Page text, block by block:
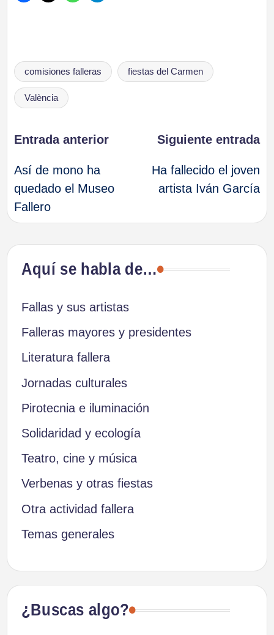
Etiquetas:
comisiones falleras fiestas del Carmen
València
Navegación
de
entradas
Entrada anterior
Así de mono ha
quedado el Museo
Fallero
Siguiente entrada
Ha fallecido el joven
artista Iván García
Aquí se habla de…
Fallas y sus artistas
Falleras mayores y presidentes
Literatura fallera
Jornadas culturales
Pirotecnia e iluminación
Solidaridad y ecología
Teatro, cine y música
Verbenas y otras fiestas
Otra actividad fallera
Temas generales
¿Buscas algo?